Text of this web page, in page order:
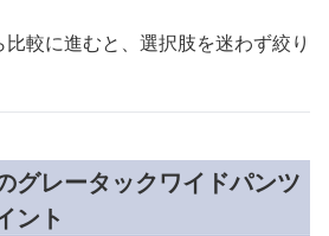
較に進むと、選択肢を迷わず絞り
グレータックワイドパンツ
ント